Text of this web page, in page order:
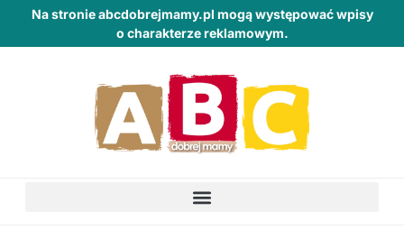
Na stronie abcdobrejmamy.pl mogą występować wpisy
o charakterze reklamowym.